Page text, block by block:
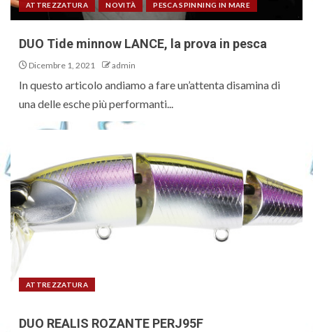
ATTREZZATURA NOVITÀ PESCA SPINNING IN MARE
DUO Tide minnow LANCE, la prova in pesca
Dicembre 1, 2021 admin
In questo articolo andiamo a fare un’attenta disamina di
una delle esche più performanti...
ATTREZZATURA
DUO REALIS ROZANTE PERJ95F